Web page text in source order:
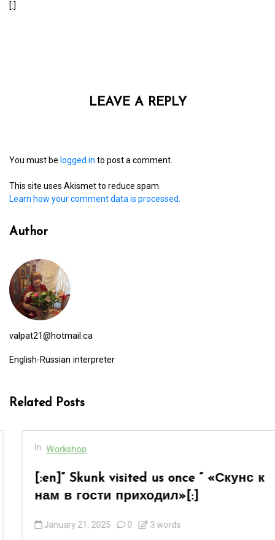
[:]
LEAVE A REPLY
You must be logged in to post a comment.
This site uses Akismet to reduce spam.
Learn how your comment data is processed.
Author
valpat21@hotmail.ca
English-Russian interpreter
Related Posts
Workshop
[:en]“ Skunk visited us once “ «Скунс к
нам в гости приходил»[:]
January 21, 2025 0 3 words